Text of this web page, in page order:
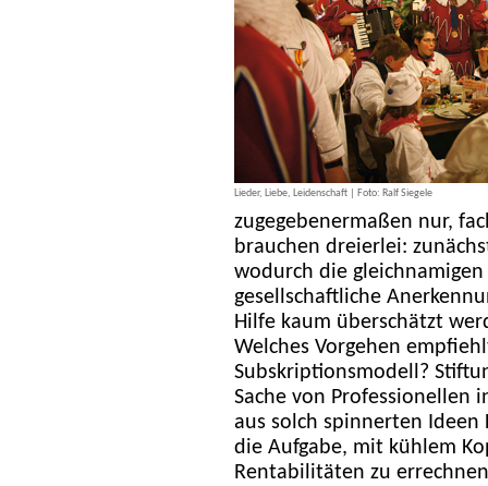
Lieder, Liebe, Leidenschaft | Foto: Ralf Siegele
zugegebenermaßen nur,
brauchen dreierlei:
wodurch die
gesellschaftliche
Hilfe kaum überschätzt
Welches Vorgehen
Subskriptionsmodell?
Sache von Professionellen
aus solch spinnerten Ideen
die Aufgabe, mit kühlem
Rentabilitäten zu